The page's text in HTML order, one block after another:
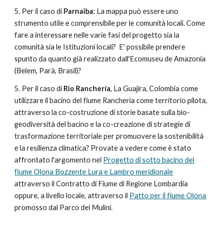
5. Per il caso di Parnaiba: La mappa può essere uno
strumento utile e comprensibile per le comunità locali. Come
fare a interessare nelle varie fasi del progetto sia la
comunità sia le Istituzioni locali? E' possibile prendere
spunto da quanto già realizzato dall'Ecomuseu de Amazonia
(Belem, Parà, Brasil)?
5. Per il caso di Rio Ranchería, La Guajira, Colombia come
utilizzare il bacino del fiume Ranchería come territorio pilota,
attraverso la co-costruzione di storie basate sulla bio-
geodiversità del bacino e la co-creazione di strategie di
trasformazione territoriale per promuovere la sostenibilità
e la resilienza climatica? Provate a vedere come è stato
affrontato l'argomento nel Progetto di sotto bacino del
fiume Olona Bozzente Lura e Lambro meridionale
attraverso il Contratto di Fiume di Regione Lombardia
oppure, a livello locale, attraverso il Patto per il fiume Olona
promosso dal Parco dei Mulini.